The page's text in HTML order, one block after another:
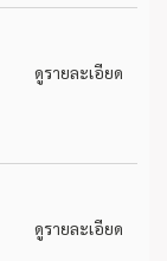
ดูรายละเอียด
ดูรายละเอียด